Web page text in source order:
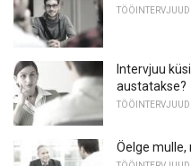
TÖÖINTERVJUUD
Intervjuu
austatakse?
TÖÖINTERVJUUD
Öelge